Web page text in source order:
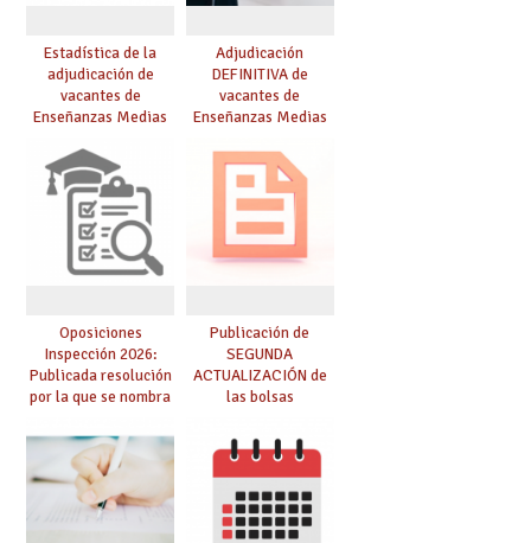
Estadística de la
adjudicación de
vacantes de
Enseñanzas Medias
Adjudicación
DEFINITIVA de
vacantes de
Enseñanzas Medias
Oposiciones
Inspección 2026:
Publicada resolución
por la que se nombra
prácticas, se regulan
dichas prácticas y se
convoca acto público
de adjudicación
Publicación de
SEGUNDA
ACTUALIZACIÓN de
las bolsas
Cuerpo de Maestros
de especialidades
convocadas a
oposición